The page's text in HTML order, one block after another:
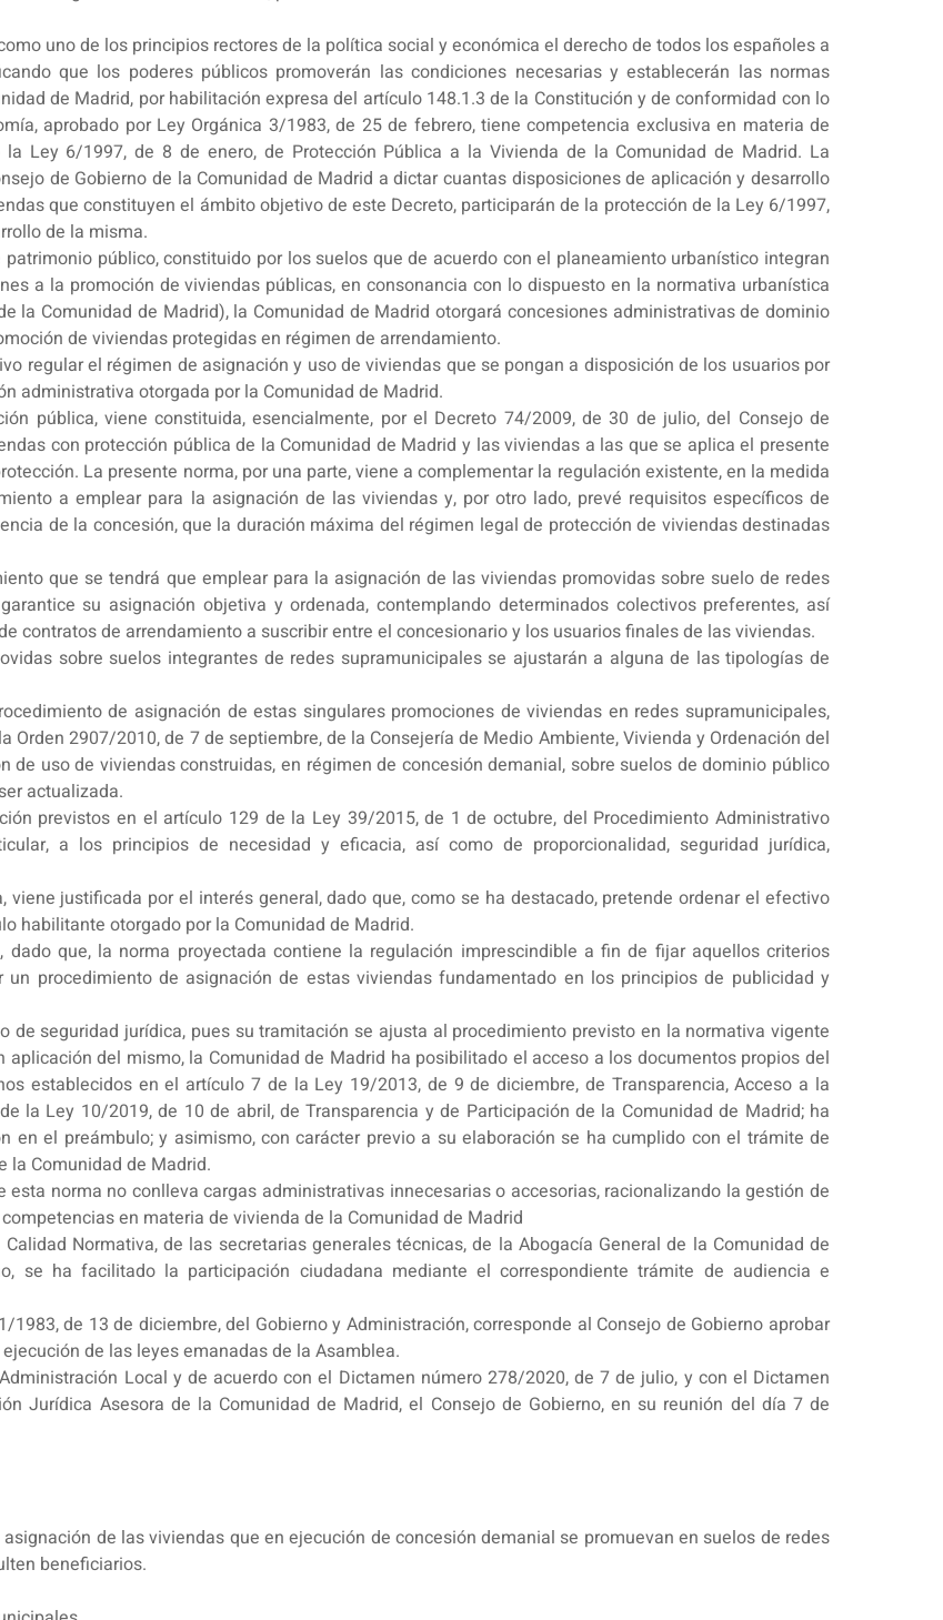
uno de los principios rectores de la política social y económica el derecho de todos los españoles a
que los poderes públicos promoverán las condiciones necesarias y establecerán las normas
de Madrid, por habilitación expresa del artículo 148.1.3 de la Constitución y de conformidad con lo
aprobado por Ley Orgánica 3/1983, de 25 de febrero, tiene competencia exclusiva en materia de
Ley 6/1997, de 8 de enero, de Protección Pública a la Vivienda de la Comunidad de Madrid. La
de Gobierno de la Comunidad de Madrid a dictar cuantas disposiciones de aplicación y desarrollo
que constituyen el ámbito objetivo de este Decreto, participarán de la protección de la Ley 6/1997,
de la misma.
público, constituido por los suelos que de acuerdo con el planeamiento urbanístico integran
a la promoción de viviendas públicas, en consonancia con lo dispuesto en la normativa urbanística
la Comunidad de Madrid), la Comunidad de Madrid otorgará concesiones administrativas de dominio
de viviendas protegidas en régimen de arrendamiento.
regular el régimen de asignación y uso de viviendas que se pongan a disposición de los usuarios por
administrativa otorgada por la Comunidad de Madrid.
pública, viene constituida, esencialmente, por el Decreto 74/2009, de 30 de julio, del Consejo de
con protección pública de la Comunidad de Madrid y las viviendas a las que se aplica el presente
La presente norma, por una parte, viene a complementar la regulación existente, en la medida
a emplear para la asignación de las viviendas y, por otro lado, prevé requisitos específicos de
de la concesión, que la duración máxima del régimen legal de protección de viviendas destinadas
que se tendrá que emplear para la asignación de las viviendas promovidas sobre suelo de redes
su asignación objetiva y ordenada, contemplando determinados colectivos preferentes, así
contratos de arrendamiento a suscribir entre el concesionario y los usuarios finales de las viviendas.
sobre suelos integrantes de redes supramunicipales se ajustarán a alguna de las tipologías de
de asignación de estas singulares promociones de viviendas en redes supramunicipales,
2907/2010, de 7 de septiembre, de la Consejería de Medio Ambiente, Vivienda y Ordenación del
de uso de viviendas construidas, en régimen de concesión demanial, sobre suelos de dominio público
actualizada.
previstos en el artículo 129 de la Ley 39/2015, de 1 de octubre, del Procedimiento Administrativo
a los principios de necesidad y eficacia, así como de proporcionalidad, seguridad jurídica,
justificada por el interés general, dado que, como se ha destacado, pretende ordenar el efectivo
habilitante otorgado por la Comunidad de Madrid.
que, la norma proyectada contiene la regulación imprescindible a fin de fijar aquellos criterios
procedimiento de asignación de estas viviendas fundamentado en los principios de publicidad y
de seguridad jurídica, pues su tramitación se ajusta al procedimiento previsto en la normativa vigente
del mismo, la Comunidad de Madrid ha posibilitado el acceso a los documentos propios del
establecidos en el artículo 7 de la Ley 19/2013, de 9 de diciembre, de Transparencia, Acceso a la
la Ley 10/2019, de 10 de abril, de Transparencia y de Participación de la Comunidad de Madrid; ha
el preámbulo; y asimismo, con carácter previo a su elaboración se ha cumplido con el trámite de
la Comunidad de Madrid.
norma no conlleva cargas administrativas innecesarias o accesorias, racionalizando la gestión de
en materia de vivienda de la Comunidad de Madrid
Normativa, de las secretarias generales técnicas, de la Abogacía General de la Comunidad de
se ha facilitado la participación ciudadana mediante el correspondiente trámite de audiencia e
de 13 de diciembre, del Gobierno y Administración, corresponde al Consejo de Gobierno aprobar
de las leyes emanadas de la Asamblea.
Local y de acuerdo con el Dictamen número 278/2020, de 7 de julio, y con el Dictamen
Jurídica Asesora de la Comunidad de Madrid, el Consejo de Gobierno, en su reunión del día 7 de
de las viviendas que en ejecución de concesión demanial se promuevan en suelos de redes
beneficiarios.